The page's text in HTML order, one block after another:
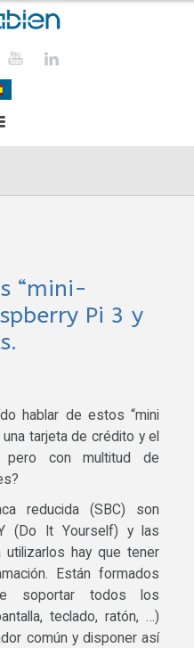
“mini-
Pi 3 y
hablar de estos “mini
tarjeta de crédito y el
con multitud de
reducida (SBC) son
(Do It Yourself) y las
hay que tener
Están formados
soportar todos los
teclado, ratón, …)
común y disponer así